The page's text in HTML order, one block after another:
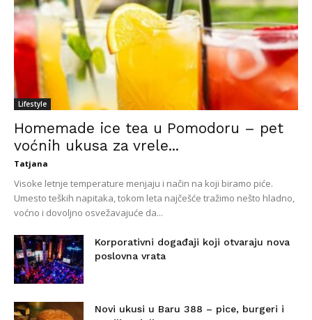
Lifestyle
Homemade ice tea u Pomodoru – pet
voćnih ukusa za vrele...
Tatjana
Visoke letnje temperature menjaju i način na koji biramo piće.
Umesto teških napitaka, tokom leta najčešće tražimo nešto hladno,
voćno i dovoljno osvežavajuće da...
Korporativni događaji koji otvaraju nova
poslovna vrata
Novi ukusi u Baru 388 – pice, burgeri i